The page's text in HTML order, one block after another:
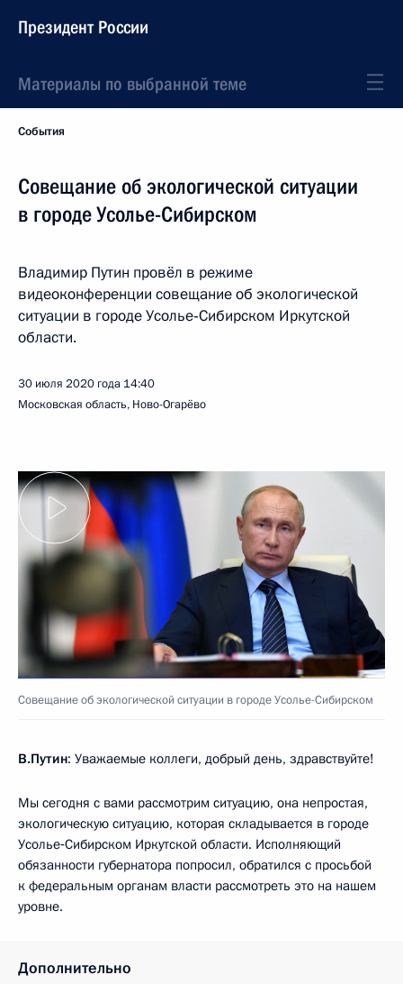
Президент России
Материалы по выбранной теме
События
Совещание об экологической ситуации
в городе Усолье-Сибирском
Владимир Путин провёл в режиме
видеоконференции совещание об экологической
ситуации в городе Усолье‑Сибирском Иркутской
области.
30 июля 2020 года 14:40
Московская область, Ново-Огарёво
Совещание об экологической ситуации в городе Усолье-Сибирском
В.Путин: Уважаемые коллеги, добрый день, здравствуйте!
Мы сегодня с вами рассмотрим ситуацию, она непростая,
экологическую ситуацию, которая складывается в городе
Усолье‑Сибирском Иркутской области. Исполняющий
обязанности губернатора попросил, обратился с просьбой
к федеральным органам власти рассмотреть это на нашем
уровне.
Дополнительно